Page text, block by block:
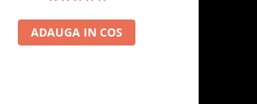
ADAUGA IN COS